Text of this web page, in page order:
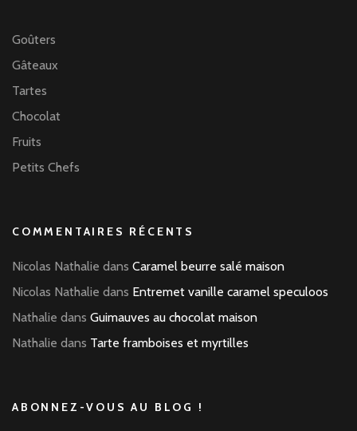
Goûters
Gâteaux
Tartes
Chocolat
Fruits
Petits Chefs
COMMENTAIRES RÉCENTS
Nicolas Nathalie dans Caramel beurre salé maison
Nicolas Nathalie dans Entremet vanille caramel speculoos
Nathalie dans Guimauves au chocolat maison
Nathalie dans Tarte framboises et myrtilles
ABONNEZ-VOUS AU BLOG !